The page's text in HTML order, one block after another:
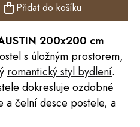
Přidat do košíku
200x200 cm
s úložným prostorem,
romantický styl bydlení.
dokresluje ozdobné
a čelní desce postele, a